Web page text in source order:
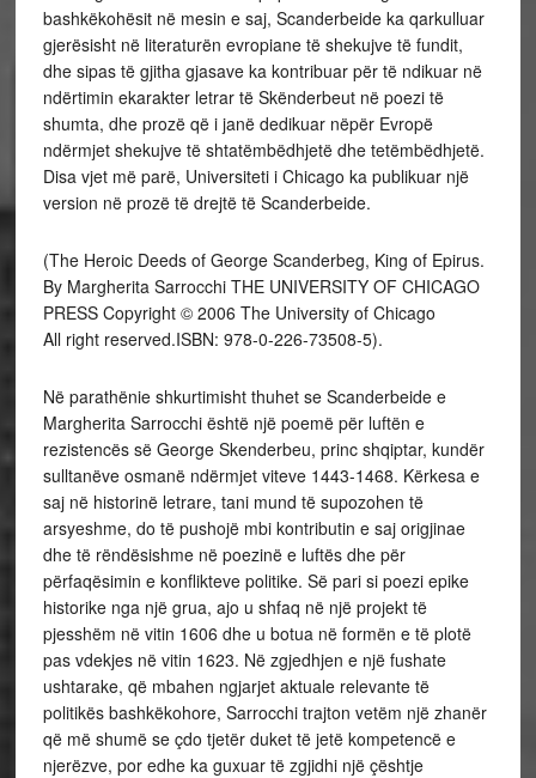
bashkëkohësit në mesin e saj, Scanderbeide ka qarkulluar
gjerësisht në literaturën evropiane të shekujve të fundit,
dhe sipas të gjitha gjasave ka kontribuar për të ndikuar në
ndërtimin ekarakter letrar të Skënderbeut në poezi të
shumta, dhe prozë që i janë dedikuar nëpër Evropë
ndërmjet shekujve të shtatëmbëdhjetë dhe tetëmbëdhjetë.
Disa vjet më parë, Universiteti i Chicago ka publikuar një
version në prozë të drejtë të Scanderbeide.
(The Heroic Deeds of George Scanderbeg, King of Epirus.
By Margherita Sarrocchi THE UNIVERSITY OF CHICAGO
PRESS Copyright © 2006 The University of Chicago
All right reserved.ISBN: 978-0-226-73508-5).
Në parathënie shkurtimisht thuhet se Scanderbeide e
Margherita Sarrocchi është një poemë për luftën e
rezistencës së George Skenderbeu, princ shqiptar, kundër
sulltanëve osmanë ndërmjet viteve 1443-1468. Kërkesa e
saj në historinë letrare, tani mund të supozohen të
arsyeshme, do të pushojë mbi kontributin e saj origjinae
dhe të rëndësishme në poezinë e luftës dhe për
përfaqësimin e konflikteve politike. Së pari si poezi epike
historike nga një grua, ajo u shfaq në një projekt të
pjesshëm në vitin 1606 dhe u botua në formën e të plotë
pas vdekjes në vitin 1623. Në zgjedhjen e një fushate
ushtarake, që mbahen ngjarjet aktuale relevante të
politikës bashkëkohore, Sarrocchi trajton vetëm një zhanër
që më shumë se çdo tjetër duket të jetë kompetencë e
njerëzve, por edhe ka guxuar të zgjidhi një çështje